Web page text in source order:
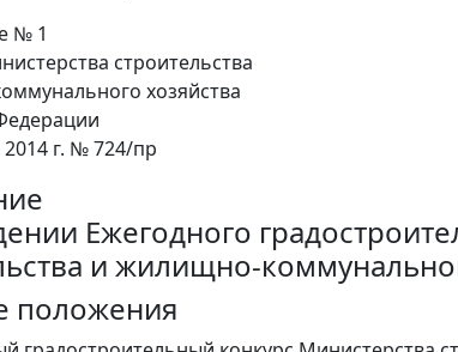
№ 1
строительства
хозяйства
г. № 724/пр
Ежегодного
и жилищно-
положения